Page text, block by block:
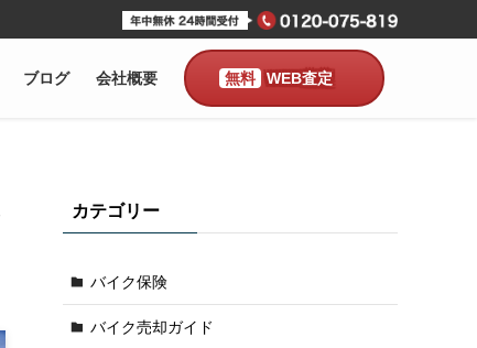
ブログ 会社概要 WEB査定
カテゴリー
バイク保険
バイク売却ガイド